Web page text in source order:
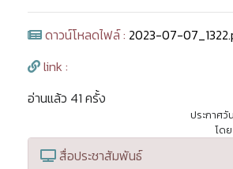
ดาวน์โหลดไฟล์ : 2023-07-
link :
อ่านแล้ว 41 ครั้ง
ประกาศ
โด
สื่อประชาสัมพันธ์